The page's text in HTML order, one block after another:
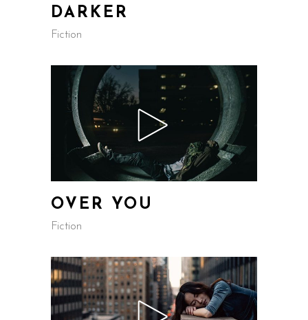
DARKER
Fiction
OVER YOU
Fiction